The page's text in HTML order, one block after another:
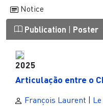
Notice
Publication | Poster
2025
Articulação entre o
François Laurent